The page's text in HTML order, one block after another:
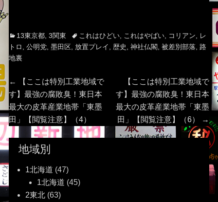
Categories
13東京都, 3関東 Tagsこれはひどい, これはやばい, コリアン
レ
トロ
公明党, 墨田区, 放置プレイ 歴史 神社仏閣 被差別部落
路
地裏
投
稿
ナ
ビ
ゲ
ー
←
Previous
post:
【ここは特別工業地域で
す】最強の腐敗臭！東日本
最大の皮革産業地帯「東墨
田」【閲覧注意】（4）
Next
post:
【ここは特別工業地域で
す】最強の腐敗臭！東日本
最大の皮革産業地帯「東墨
田」【閲覧注意】（6）
→
地域別
1北海道 (47)
1北海道 (45)
2東北(63)